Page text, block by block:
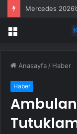
Mercedes
Menü
Anasayfa / Haber
Haber